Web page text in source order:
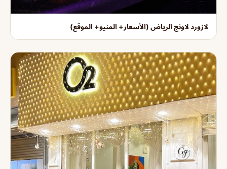
لازورد لاونج الرياض (الأسعار+ المنيو+ الموقع)